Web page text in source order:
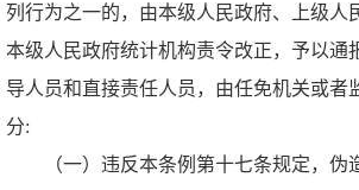
列行为之一的，由本级人民政府、上级人
本级人民政府统计机构责令改正，予以通
导人员和直接责任人员，由任免机关或者
分:
（一）违反本条例第十七条规定，伪